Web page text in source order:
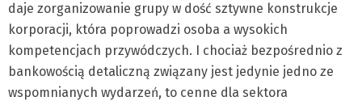
daje zorganizowanie grupy w dość sztywne konstrukcje
korporacji, która poprowadzi osoba a wysokich
kompetencjach przywódczych. I chociaż bezpośrednio z
bankowością detaliczną związany jest jedynie jedno ze
wspomnianych wydarzeń, to cenne dla sektora